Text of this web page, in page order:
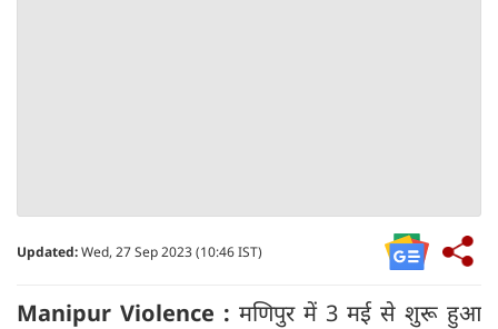
Updated:Wed, 27 Sep 2023 (10:46 IST)
Manipur Violence : मणिपुर में 3 मई से शुरू हुआ